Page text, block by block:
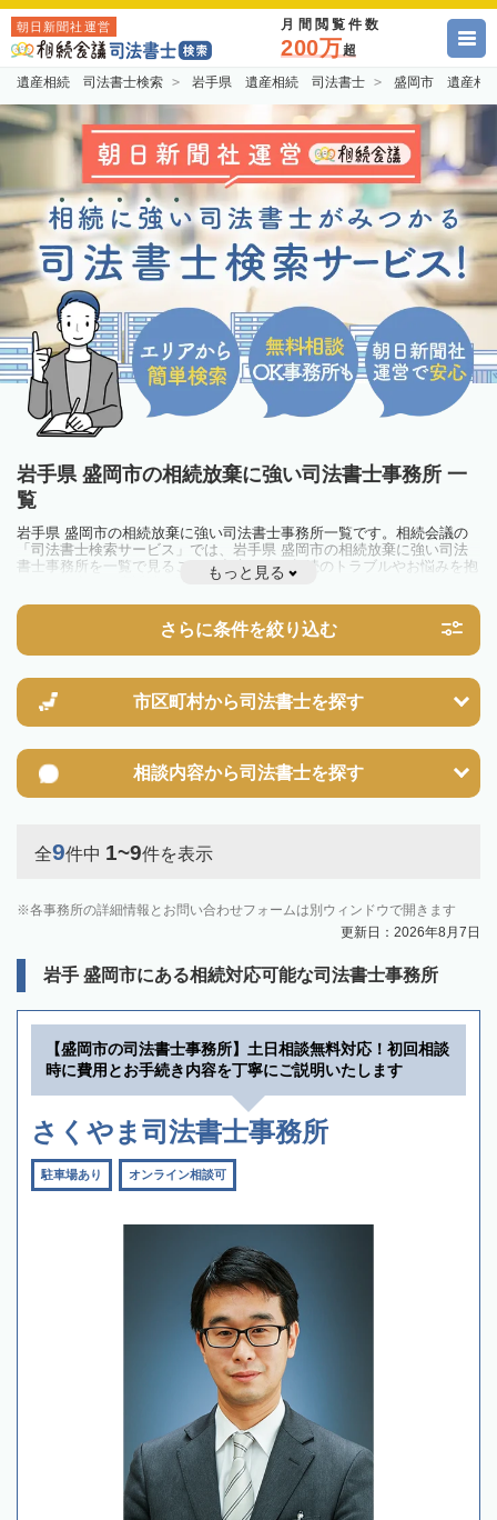
朝日新聞社運営 月間閲覧件数
200万超
遺産相続 司法書士検索 岩手県 遺産相続 司法書士 盛岡市 遺産相
岩手県 盛岡市の相続放棄に強い司法書士事務所 一
覧
岩手県 盛岡市の相続放棄に強い司法書士事務所一覧です。相続会議の
「司法書士検索サービス」では、岩手県 盛岡市の相続放棄に強い司法
書士事務所を一覧で見ることが出来ます。相続のトラブルやお悩みを抱
えている方は一度近隣の司法書士に相談してみましょう。
もっと見る
さらに条件を絞り込む
市区町村から司法書士を探す
相談内容から司法書士を探す
全9件中 1~9件を表示
各事務所の詳細情報とお問い合わせフォームは別ウィンドウで開きます
更新日：2026年8月7日
岩手 盛岡市にある相続対応可能な司法書士事務所
【盛岡市の司法書士事務所】土日相談無料対応！初回相談
時に費用とお手続き内容を丁寧にご説明いたします
さくやま司法書士事務所
駐車場あり オンライン相談可